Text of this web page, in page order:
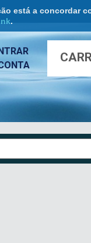
está a concordar
.